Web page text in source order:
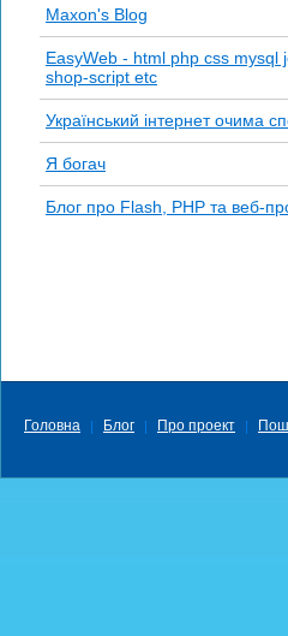
Maxon's Blog
EasyWeb - html php css mysql
shop-script etc
Український інтернет очима
Я богач
Блог про Flash, PHP та веб-
Головна Блог Про проект